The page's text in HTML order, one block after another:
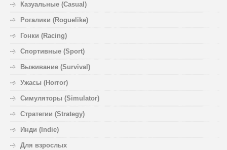
Казуальные (Casual)
Рогалики (Roguelike)
Гонки (Racing)
Спортивные (Sport)
Выживание (Survival)
Ужасы (Horror)
Симуляторы (Simulator)
Стратегии (Strategy)
Инди (Indie)
Для взрослых